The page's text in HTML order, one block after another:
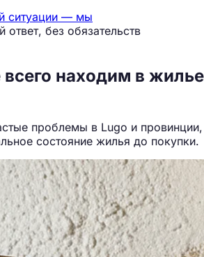
ситуации — мы
ответ, без обязательств
находим в жилье
проблемы в Lugo и провинции,
состояние жилья до покупки.